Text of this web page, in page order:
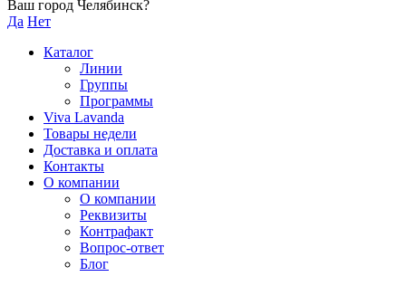
Ваш город Челябинск?
Да Нет
Каталог
Линии
Группы
Программы
Viva Lavanda
Товары недели
Доставка и оплата
Контакты
О компании
О компании
Реквизиты
Контрафакт
Вопрос-ответ
Блог